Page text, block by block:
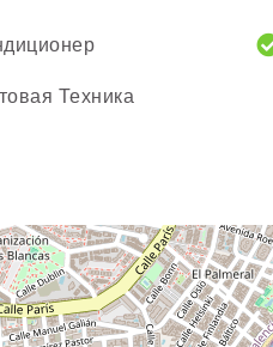
Техника